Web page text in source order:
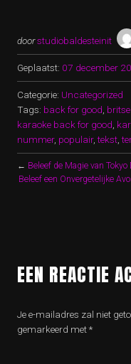
doorstudiobaldesteinit
Geplaatst: 07 december
Categorie: Uncategorized
Tags: back for good
karaoke back for good
nummer, populair,tekst ,
← Beleef de Magie van
Beleef een Onvergetelijke
EEN REACTIE
Je e-mailadres zal niet
gemarkeerd met*